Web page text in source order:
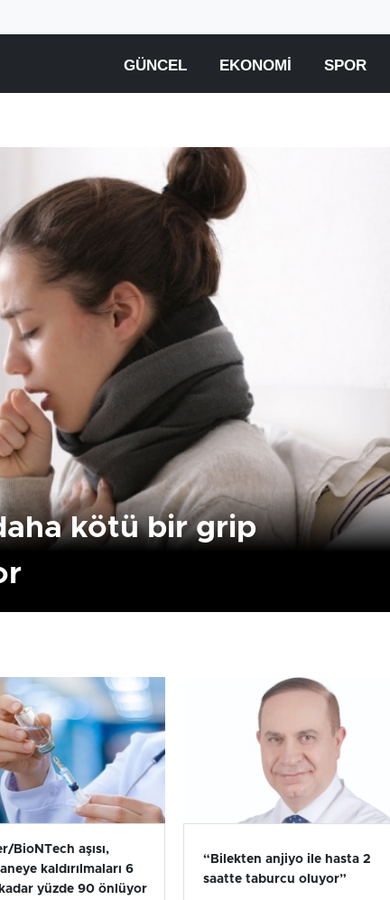
GÜNCEL EKONOMI SPOR
kötü bir grip
BioNTech aşısı,
kaldırılmaları 6
yüzde 90 önlüyor
“Bilekten anjiyo ile hasta 2
saatte taburcu oluyor”
Birçok uyku hastalığının
tan...
En ucuz sigara 120 TL, en